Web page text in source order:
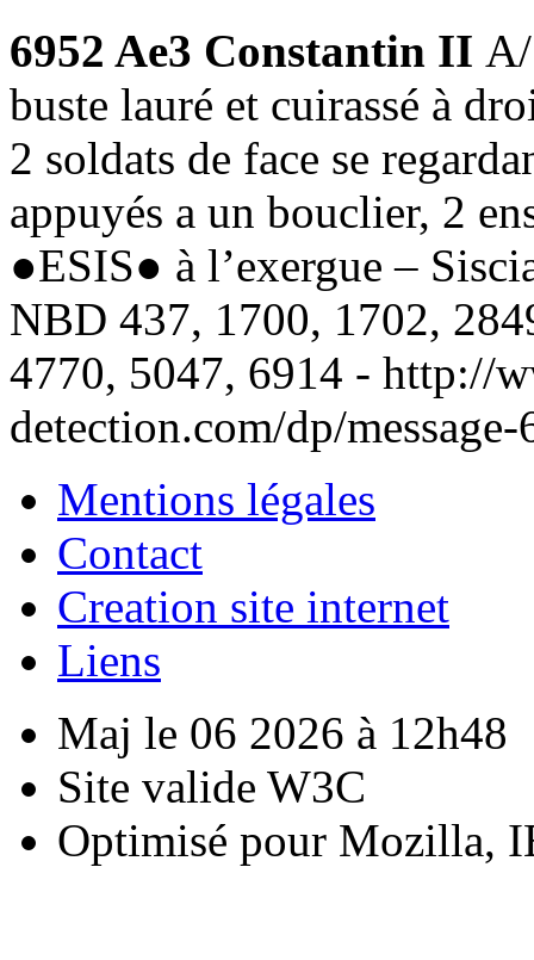
6952 Ae3 Constantin II
buste lauré et cuirassé à
2 soldats de face se
appuyés a un bouclier, 2
●ESIS● à l’exergue –
NBD 437, 1700, 1702,
4770, 5047, 6914 - http://
detection.com/dp/
Mentions légales
Contact
Creation site internet
Liens
Maj le 06 2026 à 12h48
Site valide W3C
Optimisé pour Mozilla,